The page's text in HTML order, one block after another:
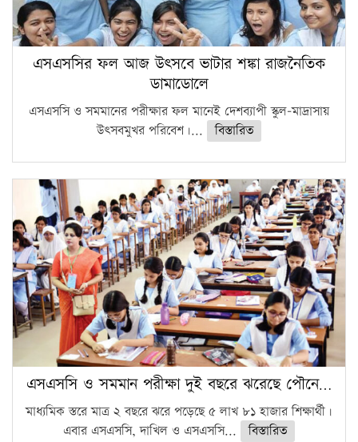
এসএসসির ফল আজ উৎসবে ভাটার শঙ্কা রাজনৈতিক
ডামাডোলে
এসএসসি ও সমমানের পরীক্ষার ফল মানেই দেশব্যাপী স্কুল-মাদ্রাসায়
উৎসবমুখর পরিবেশ।...
বিস্তারিত
এসএসসি ও সমমান পরীক্ষা দুই বছরে ঝরেছে পৌনে…
মাধ্যমিক স্তরে মাত্র ২ বছরে ঝরে পড়েছে ৫ লাখ ৮১ হাজার শিক্ষার্থী।
এবার এসএসসি, দাখিল ও এসএসসি...
বিস্তারিত